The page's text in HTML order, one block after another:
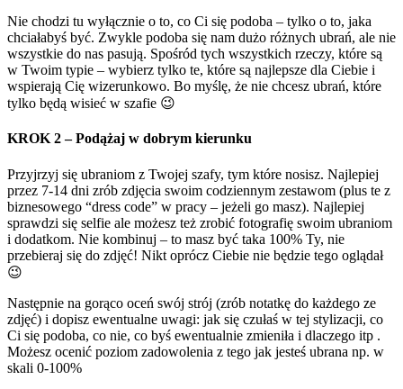
Nie chodzi tu wyłącznie o to, co Ci się podoba – tylko o to, jaka
chciałabyś być. Zwykle podoba się nam dużo różnych ubrań, ale nie
wszystkie do nas pasują. Spośród tych wszystkich rzeczy, które są
w Twoim typie – wybierz tylko te, które są najlepsze dla Ciebie i
wspierają Cię wizerunkowo. Bo myślę, że nie chcesz ubrań, które
tylko będą wisieć w szafie 😉
KROK 2 – Podążaj w dobrym kierunku
Przyjrzyj się ubraniom z Twojej szafy, tym które nosisz. Najlepiej
przez 7-14 dni zrób zdjęcia swoim codziennym zestawom (plus te z
biznesowego “dress code” w pracy – jeżeli go masz). Najlepiej
sprawdzi się selfie ale możesz też zrobić fotografię swoim ubraniom
i dodatkom. Nie kombinuj – to masz być taka 100% Ty, nie
przebieraj się do zdjęć! Nikt oprócz Ciebie nie będzie tego oglądał
😉
Następnie na gorąco oceń swój strój (zrób notatkę do każdego ze
zdjęć) i dopisz ewentualne uwagi: jak się czułaś w tej stylizacji, co
Ci się podoba, co nie, co byś ewentualnie zmieniła i dlaczego itp .
Możesz ocenić poziom zadowolenia z tego jak jesteś ubrana np. w
skali 0-100%